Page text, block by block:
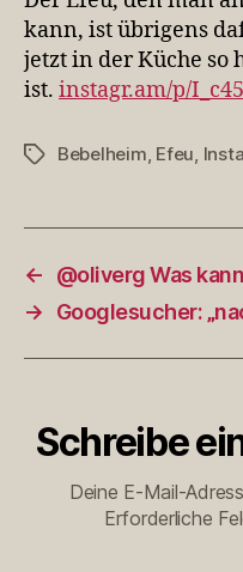
kann, ist übrigens
jetzt in der Küche so
ist. instagr.am/p/
Schlagwörter
Bebelheim Efeu
←
@oliverg Was
→
Googlesucher:
Schreibe
Deine E-Mail-
Erforderliche